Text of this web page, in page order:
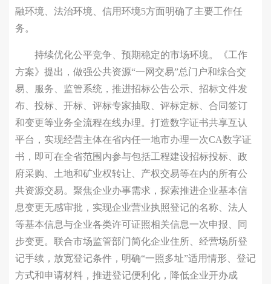
融环境、法治环境、信用环境5方面明确了主要工作任
务。
持续优化公平竞争、预期稳定的市场环境。《工作
方案》提出，做强公共资源“一网交易”总门户和综合交
易、服务、监管系统，推进招标公告公示、招标文件发
布、投标、开标、评标专家抽取、评标定标、合同签订
和变更等业务全流程在线办理。打造数字证书共享互认
平台，实现经营主体在省内任一地市办理一次CA数字证
书，即可在全省范围内参与包括工程建设招标投标、政
府采购、土地和矿业权转让、产权交易等在内的所有公
共资源交易。聚焦企业办事需求，探索推进企业基本信
息变更无感审批，实现企业营业执照登记的名称、法人
等基本信息与企业各类许可证照相关信息一次申报、同
步变更。联合市场监管部门简化企业住所、经营场所登
记手续，放宽登记条件，明确“一照多址”适用情形、登记
方式和申请材料，推进登记便利化，降低企业开办成